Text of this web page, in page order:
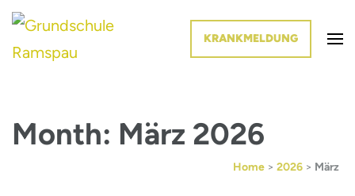
KRANKMELDUNG
Month: März 2026
Home > 2026 > März